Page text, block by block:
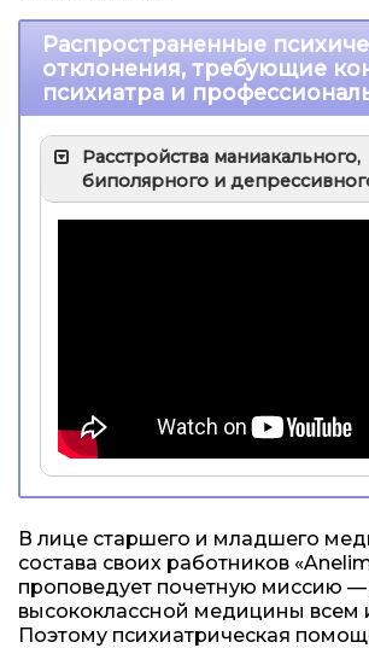
Распространенные
отклонения, требующие
психиатра и
Расстройства маниакального,
биполярного и
В лице старшего и младшего
состава своих работников
проповедует почетную миссию —
высококлассной медицины всем
Поэтому психиатрическая